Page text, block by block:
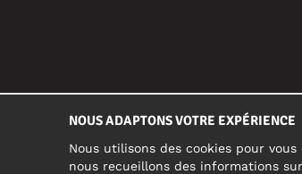
NOUS ADAPTONS VOTRE EXPÉRIENCE
Nous utilisons des cookies pour
nous recueillons des informations